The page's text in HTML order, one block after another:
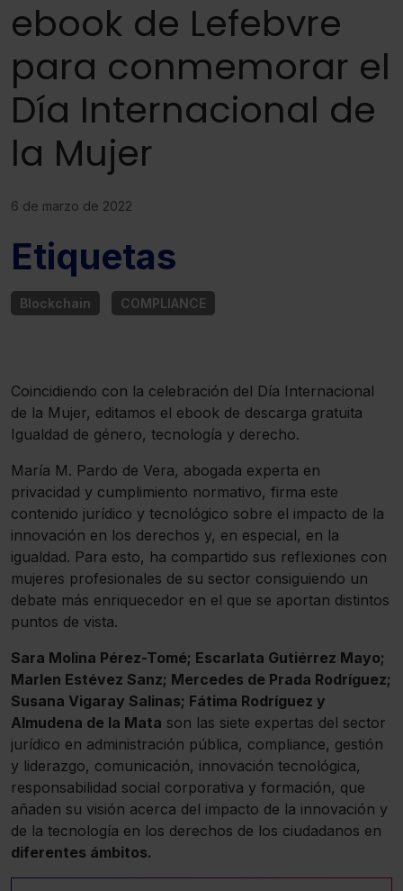
ebook de Lefebvre
para conmemorar el
Día Internacional de
la Mujer
6 de marzo de 2022
Coincidiendo con la celebración del Día Internacional
de la Mujer, editamos el ebook de descarga gratuita
Igualdad de género, tecnología y derecho.
María M. Pardo de Vera, abogada experta en
privacidad y cumplimiento normativo, firma este
contenido jurídico y tecnológico sobre el impacto de la
innovación en los derechos y, en especial, en la
igualdad. Para esto, ha compartido sus reflexiones con
mujeres profesionales de su sector consiguiendo un
debate más enriquecedor en el que se aportan distintos
puntos de vista.
Sara Molina Pérez-Tomé; Escarlata Gutiérrez Mayo;
Marlen Estévez Sanz; Mercedes de Prada Rodríguez;
Susana Vigaray Salinas; Fátima Rodríguez y
Almudena de la Mata son las siete expertas del sector
jurídico en administración pública, compliance, gestión
y liderazgo, comunicación, innovación tecnológica,
responsabilidad social corporativa y formación, que
añaden su visión acerca del impacto de la innovación y
de la tecnología en los derechos de los ciudadanos en
diferentes ámbitos.
Etiquetas
Blockchain COMPLIANCE